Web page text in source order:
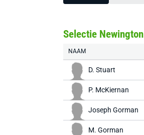
Selectie Newington
NAAM
D. Stuart
P. McKiernan
Joseph Gorman
M. Gorman